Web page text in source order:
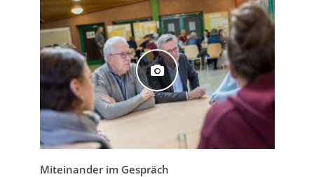
Miteinander im Gespräch